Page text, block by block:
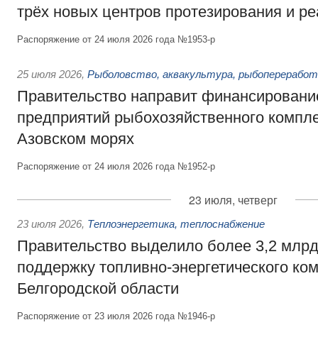
трёх новых центров протезирования и
Распоряжение от 24 июля 2026 года №1953-р
25 июля 2026, Рыболовство, аквакультура,
Правительство направит
предприятий рыбохозяйственного
Азовском морях
Распоряжение от 24 июля 2026 года №1952-р
23 июля, четверг
23 июля 2026, Теплоэнергетика, теплоснабжение
Правительство выделило более 3,2
поддержку топливно-энергетического
Белгородской области
Распоряжение от 23 июля 2026 года №1946-р